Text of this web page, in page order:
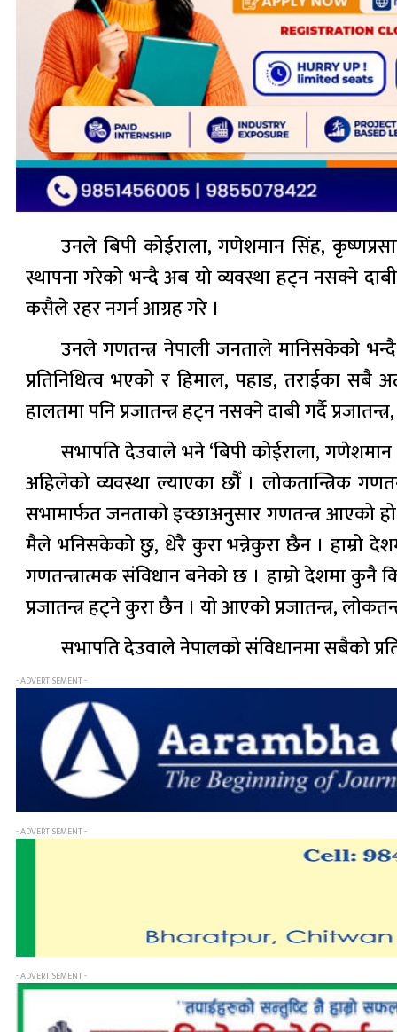
उनले बिपी कोईराला, गणेशमान सिंह,
स्थापना गरेको भन्दै अब यो व्यवस्था हट्न नसक्ने
कसैले रहर नगर्न आग्रह गरे ।
उनले गणतन्त्र नेपाली जनताले मानिसकेको भन्दै
प्रतिनिधित्व भएको र हिमाल, पहाड, तराईका
हालतमा पनि प्रजातन्त्र हट्न नसक्ने दाबी गर्दै
सभापति देउवाले भने ‘बिपी कोईराला,
अहिलेको व्यवस्था ल्याएका छौँ । लोकतान्त्रिक
सभामार्फत जनताको इच्छाअनुसार गणतन्त्र आएको
मैले भनिसकेको छु, धेरै कुरा भन्नेकुरा छैन । हाम्रो
गणतन्त्रात्मक संविधान बनेको छ । हाम्रो देशमा कुनै
प्रजातन्त्र हट्ने कुरा छैन । यो आएको प्रजातन्त्र,
सभापति देउवाले नेपालको संविधानमा सबैको
- ADVERTISEMENT -
- ADVERTISEMENT -
- ADVERTISEMENT -